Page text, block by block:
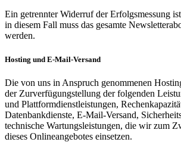
Ein getrennter Widerruf der Erfolgsmessung
in diesem Fall muss das gesamte
werden.
Hosting und E-Mail-Versand
Die von uns in Anspruch genommenen
der Zurverfügungstellung der folgenden
und Plattformdienstleistungen,
Datenbankdienste, E-Mail-Versand,
technische Wartungsleistungen, die wir zum
dieses Onlineangebotes einsetzen.